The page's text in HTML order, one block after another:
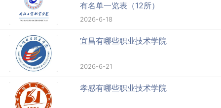
有名单一览表（12所）
2026-6-18
宜昌有哪些职业技术学院
2026-6-21
孝感有哪些职业技术学院